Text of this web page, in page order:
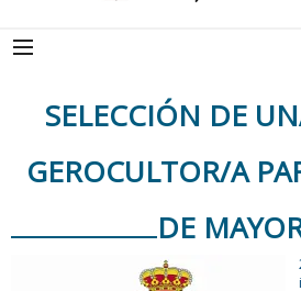
SELECCIÓN DE
GEROCULTOR/A
DE